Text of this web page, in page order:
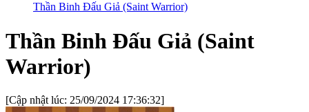
Thần Binh Đấu Giả (Saint Warrior)
Thần Binh Đấu Giả (Saint
Warrior)
[Cập nhật lúc: 25/09/2024 17:36:32]